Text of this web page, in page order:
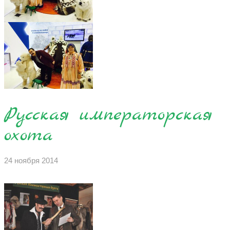
ПЕСНИ
СТАТЬИ
КОНТАКТЫ
Русская императорская
охота
24 ноября 2014